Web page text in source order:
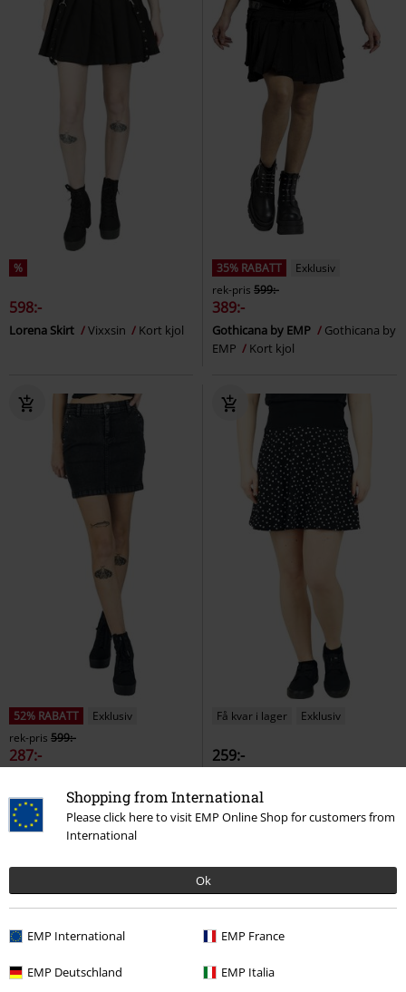
Shopping from International
Please click here to visit EMP Online Shop for customers from
International
Ok
EMP International EMP France
EMP Deutschland EMP Italia
%
598:-
Lorena Skirt Vixxsin Kort kjol
35% RABATT
Exklusiv
rek-pris 599:-
389:-
Gothicana by EMP
Gothicana by
EMP
Kort kjol
52% RABATT
Exklusiv
rek-pris 599:-
287:-
Rock Rebel by EMP
Kort kjol
Få kvar i lager Exklusiv
259:-
kjol